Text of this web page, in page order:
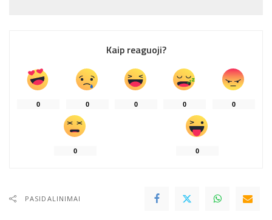
Kaip reaguoji?
0 0 0 0 0
0 0
PASIDALINIMAI